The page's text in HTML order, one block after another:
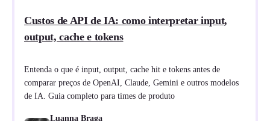
Custos de API de IA: como interpretar input,
output, cache e tokens
Entenda o que é input, output, cache hit e tokens antes de
comparar preços de OpenAI, Claude, Gemini e outros modelos
de IA. Guia completo para times de produto
Luanna Braga